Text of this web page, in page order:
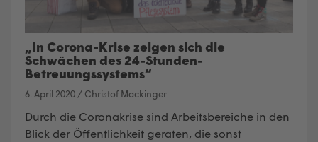
„In Corona-Krise zeigen sich die
Schwächen des 24-Stunden-
Betreuungssystems“
6. April 2020 / Christof Mackinger
Durch die Coronakrise sind Arbeitsbereiche in den
Blick der Öffentlichkeit geraten, die sonst